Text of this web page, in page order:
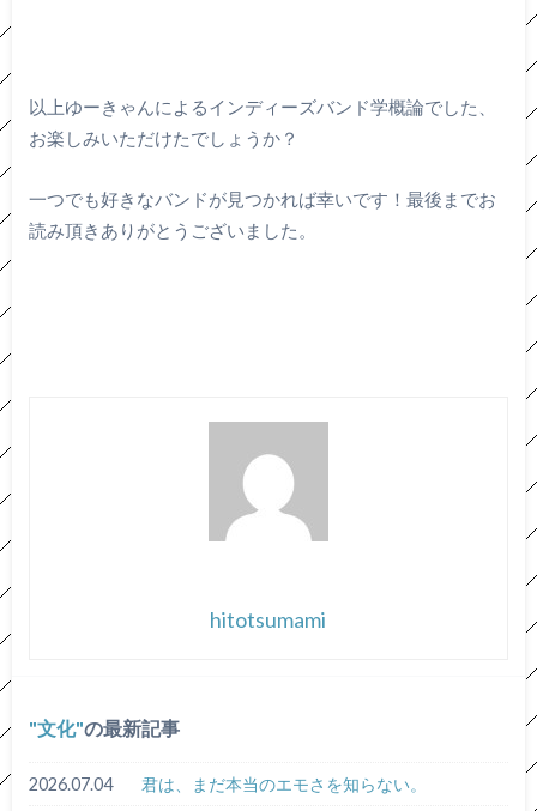
以上ゆーきゃんによるインディーズバンド学概論でした、
お楽しみいただけたでしょうか？
一つでも好きなバンドが見つかれば幸いです！最後までお
読み頂きありがとうございました。
hitotsumami
文化 の最新記事
2026.07.04 君は、まだ本当のエモさを知らない。